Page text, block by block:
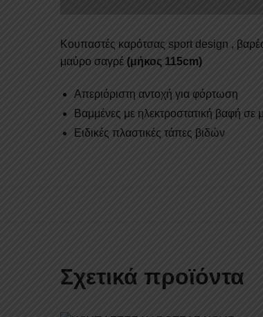
Κουπαστές καρότσας sport design ,
μαύρο σαγρέ (μήκος 115cm)
Απεριόριστη αντοχή για φόρτωση
Βαμμένες με ηλεκτροστατική βαφή σε
Ειδικές πλαστικές τάπες βιδών
Σχετικά προϊόντα